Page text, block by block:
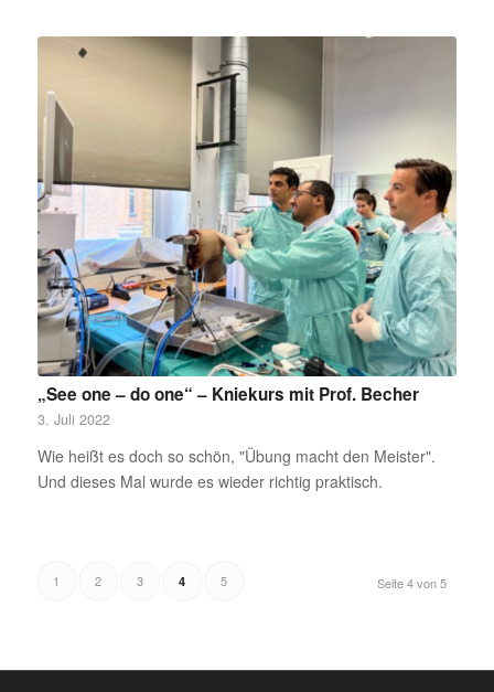
„See one – do one“ – Kniekurs mit Prof. Becher
3. Juli 2022
Wie heißt es doch so schön, "Übung macht den Meister".
Und dieses Mal wurde es wieder richtig praktisch.
Seite 4 von 5
1 2 3 4 5